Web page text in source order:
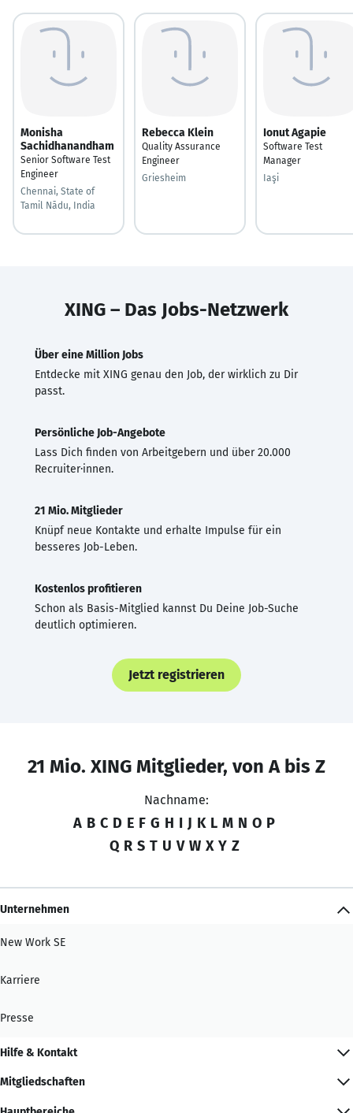
Monisha
Sachidhanandham
Senior Software Test
Engineer
Chennai, State of
Tamil Nādu, India
Rebecca Klein
Quality Assurance
Engineer
Griesheim
Ionut Agapie
Software Test
Manager
Iaşi
XING – Das Jobs-Netzwerk
Über eine Million Jobs
Entdecke mit XING genau den Job, der wirklich zu Dir
passt.
Persönliche Job-Angebote
Lass Dich finden von Arbeitgebern und über 20.000
Recruiter·innen.
21 Mio. Mitglieder
Knüpf neue Kontakte und erhalte Impulse für ein
besseres Job-Leben.
Kostenlos profitieren
Schon als Basis-Mitglied kannst Du Deine Job-Suche
deutlich optimieren.
Jetzt registrieren
21 Mio. XING Mitglieder, von A bis Z
Nachname:
A B C D E F G H I J K L M N O P
Q R S T U V W X Y Z
Unternehmen
New Work SE
Karriere
Presse
Hilfe & Kontakt
Mitgliedschaften